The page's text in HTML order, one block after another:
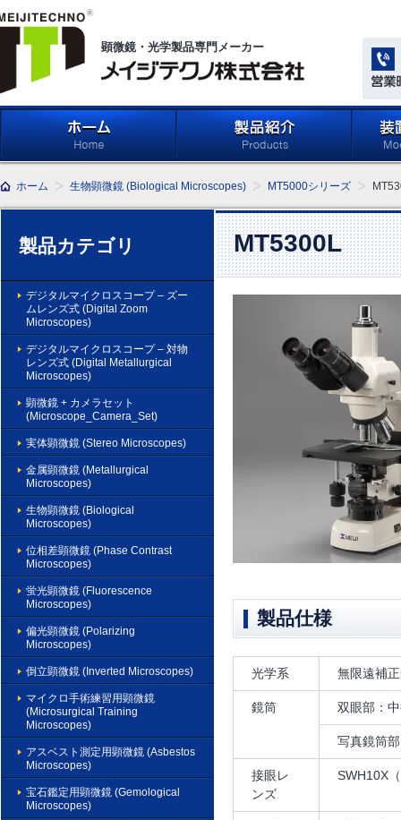
顕微鏡・光学製品専門メーカー
学系」
Light
ホーム 生物顕微鏡 (Biological Microscopes) MT5000シリーズ
製品カテゴリ
デジタルマイクロスコープ – ズー
ムレンズ式 (Digital Zoom
Microscopes)
デジタルマイクロスコープ – 対物
レンズ式 (Digital Metallurgical
Microscopes)
顕微鏡 + カメラセット
(Microscope_Camera_Set)
実体顕微鏡 (Stereo Microscopes)
金属顕微鏡 (Metallurgical
Microscopes)
生物顕微鏡 (Biological
Microscopes)
位相差顕微鏡 (Phase Contrast
Microscopes)
蛍光顕微鏡 (Fluorescence
Microscopes)
偏光顕微鏡 (Polarizing
Microscopes)
倒立顕微鏡 (Inverted Microscopes)
マイクロ手術練習用顕微鏡
(Microsurgical Training
Microscopes)
アスベスト測定用顕微鏡 (Asbestos
Microscopes)
宝石鑑定用顕微鏡 (Gemological
Microscopes)
MT5300L
製品仕様
光学系 無限遠補
鏡筒 双眼部：
写真鏡筒
接眼レ
ンズ
SWH10X